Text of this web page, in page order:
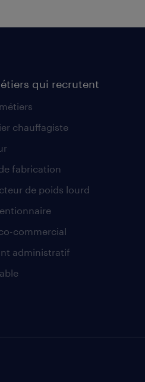
qui recrutent
chauffagiste
fabrication
de poids lourd
commercial
administratif